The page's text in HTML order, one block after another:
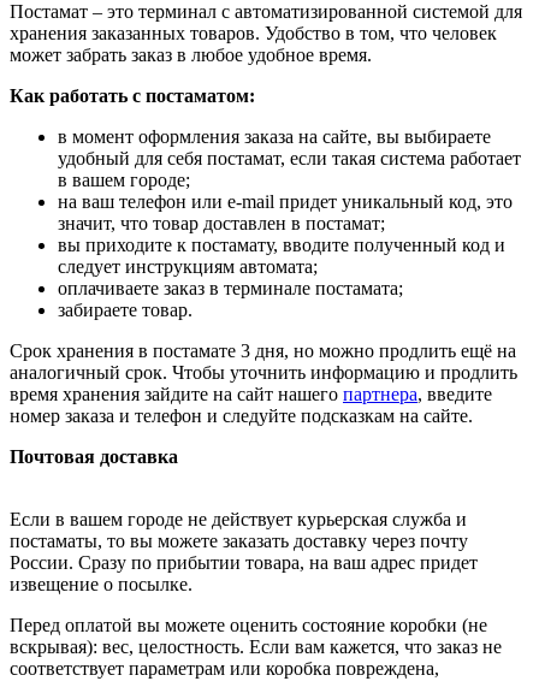
Постамат – это терминал с автоматизированной системой для
хранения заказанных товаров. Удобство в том, что человек
может забрать заказ в любое удобное время.
Как работать с постаматом:
в момент оформления заказа на сайте, вы выбираете
удобный для себя постамат, если такая система работает
в вашем городе;
на ваш телефон или e-mail придет уникальный код, это
значит, что товар доставлен в постамат;
вы приходите к постамату, вводите полученный код и
следует инструкциям автомата;
оплачиваете заказ в терминале постамата;
забираете товар.
Срок хранения в постамате 3 дня, но можно продлить ещё на
аналогичный срок. Чтобы уточнить информацию и продлить
время хранения зайдите на сайт нашего партнера, введите
номер заказа и телефон и следуйте подсказкам на сайте.
Почтовая доставка
Если в вашем городе не действует курьерская служба и
постаматы, то вы можете заказать доставку через почту
России. Сразу по прибытии товара, на ваш адрес придет
извещение о посылке.
Перед оплатой вы можете оценить состояние коробки (не
вскрывая): вес, целостность. Если вам кажется, что заказ не
соответствует параметрам или коробка повреждена,